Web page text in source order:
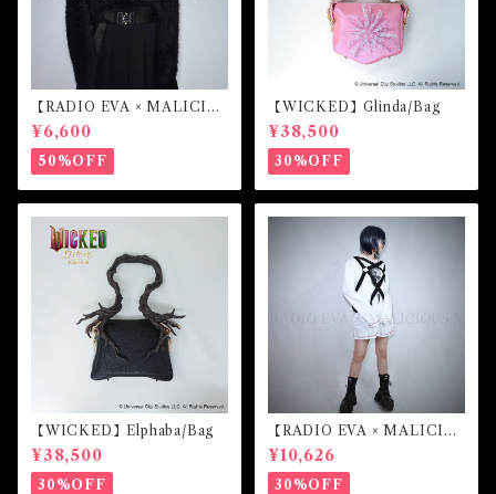
【RADIO EVA × MALICIO
US.X】Sailor collar （初号
機）
¥6,600
50%OFF
【WICKED】Glinda/Bag
¥38,500
30%OFF
【WICKED】Elphaba/Bag
¥38,500
30%OFF
【RADIO EVA × MALICIO
US.X】EVANGELION Mar
k.07-harness long sleeve
(White)
¥10,626
30%OFF